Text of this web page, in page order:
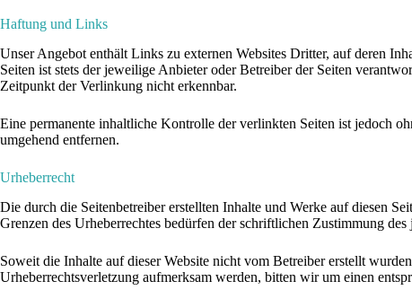
Haftung und Links
Unser Angebot enthält Links zu externen Websites Dritter, auf deren
Seiten ist stets der jeweilige Anbieter oder Betreiber der Seiten
Zeitpunkt der Verlinkung nicht erkennbar.
Eine permanente inhaltliche Kontrolle der verlinkten Seiten ist jedoch
umgehend entfernen.
Urheberrecht
Die durch die Seitenbetreiber erstellten Inhalte und Werke auf diesen
Grenzen des Urheberrechtes bedürfen der schriftlichen Zustimmung
Soweit die Inhalte auf dieser Website nicht vom Betreiber erstellt
Urheberrechtsverletzung aufmerksam werden, bitten wir um einen